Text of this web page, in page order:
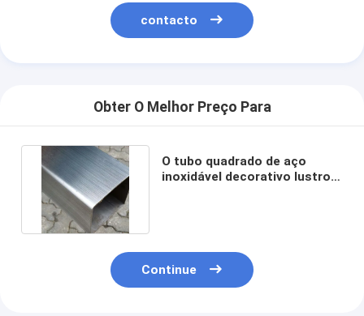
contacto
Obter O Melhor Preço Para
O tubo quadrado de aço
inoxidável decorativo lustrou
Continue